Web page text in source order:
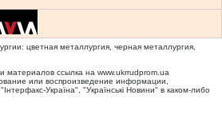
цветная металлургия, черная металлургия,
материалов ссылка на www.ukrrudprom.ua
или воспроизведение информации,
Україна", "Українськi Новини" в каком-либо